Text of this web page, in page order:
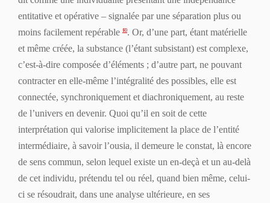
entitative et opérative – signalée par une séparation plus ou
moins facilement repérable 80. Or, d’une part, étant matérielle
et même créée, la substance (l’étant subsistant) est complexe,
c’est-à-dire composée d’éléments ; d’autre part, ne pouvant
contracter en elle-même l’intégralité des possibles, elle est
connectée, synchroniquement et diachroniquement, au reste
de l’univers en devenir. Quoi qu’il en soit de cette
interprétation qui valorise implicitement la place de l’entité
intermédiaire, à savoir l’ousia, il demeure le constat, là encore
de sens commun, selon lequel existe un en-deçà et un au-delà
de cet individu, prétendu tel ou réel, quand bien même, celui-
ci se résoudrait, dans une analyse ultérieure, en ses